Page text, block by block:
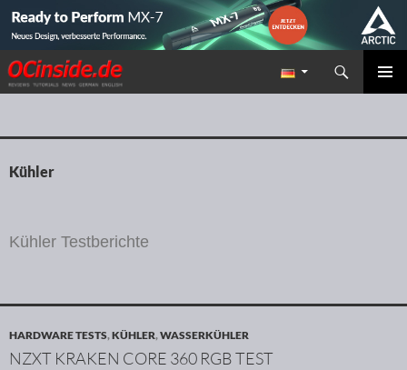
Redaktion ocinside.de PC Hardware Portal
Suchen
ZUM INHALT SPRINGEN
Kühler
Kühler Testberichte
HARDWARE TESTS,KÜHLER,WASSERKÜHLER
NZXT KRAKEN CORE 360 RGB TEST